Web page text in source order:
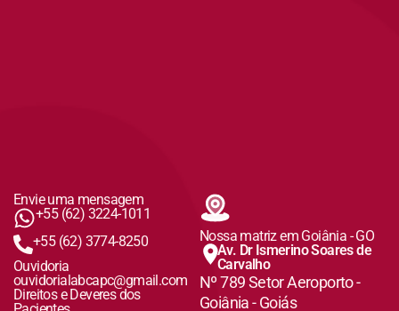
Envie uma mensagem
+55 (62) 3224-1011
+55 (62) 3774-8250
Ouvidoria
ouvidorialabcapc@gmail.com
Direitos e Deveres dos
Nossa matriz em Goiânia - GO
Av. Dr Ismerino Soares de
Carvalho
Nº 789 Setor Aeroporto -
Goiânia - Goiás